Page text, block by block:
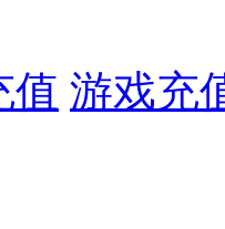
值 游戏充